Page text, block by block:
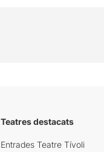
Teatres destacats
Entrades Teatre Tívoli